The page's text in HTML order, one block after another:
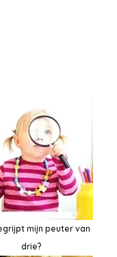
mijn peuter van
drie?